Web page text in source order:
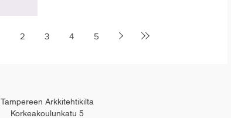
2 3 4 5
Tampereen Arkkitehtikilta
Korkeakoulunkatu 5